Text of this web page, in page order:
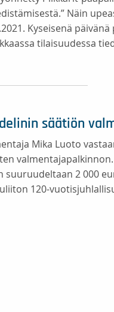
Näin
Kyseisenä
tilaisuudessa
säätiön
Mika Luoto
suuruudeltaan 2 000
120-